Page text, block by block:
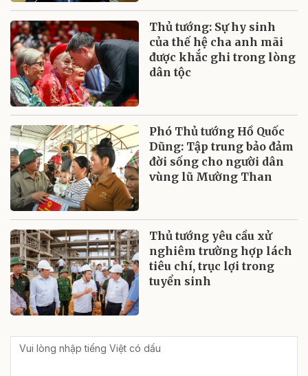
Thủ tướng: Sự hy sinh
của thế hệ cha anh mãi
được khắc ghi trong lòng
dân tộc
Phó Thủ tướng Hồ Quốc
Dũng: Tập trung bảo đảm
đời sống cho người dân
vùng lũ Mường Than
Thủ tướng yêu cầu xử
nghiêm trường hợp lách
tiêu chí, trục lợi trong
tuyển sinh